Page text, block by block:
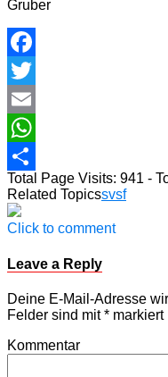
Gruber
Facebook
Twitter
Email
WhatsApp
Teilen
Total Page Visits: 941 -
Related Topicssvsf
Click to comment
Leave a Reply
Deine E-Mail-Adresse
Felder sind mit* markiert
Kommentar